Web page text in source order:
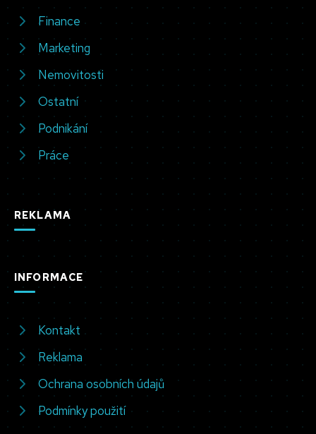
Finance
Marketing
Nemovitosti
Ostatní
Podnikání
Práce
REKLAMA
INFORMACE
Kontakt
Reklama
Ochrana osobních údajů
Podmínky použití